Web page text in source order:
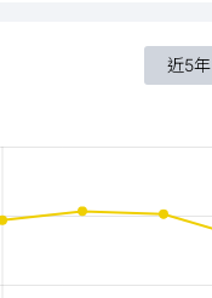
近5年